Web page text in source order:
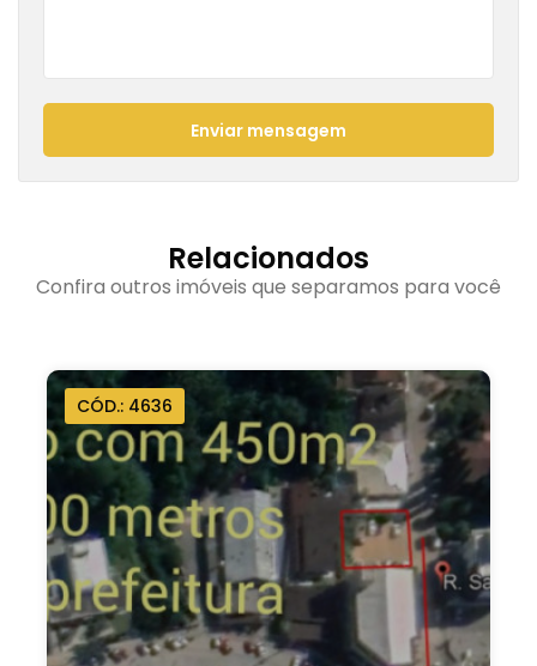
Enviar mensagem
Relacionados
Confira outros imóveis que separamos para você
CÓD.: 5651